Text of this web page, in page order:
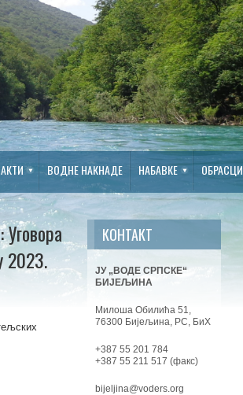
ВОДНЕ НАКНАДЕ НАБАВКЕ ОБРАСЦИ
2023.
КОНТАКТ
ЈУ „ВОДЕ СРПСКЕ“
БИЈЕЉИНА
Милоша Обилића 51,
76300 Бијељина, РС, БиХ
+387 55 201 784
+387 55 211 517 (факс)
bijeljina@voders.org